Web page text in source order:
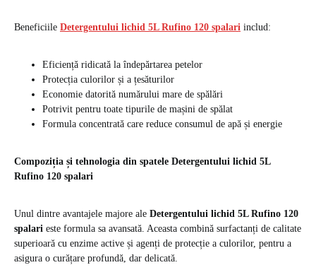
Beneficiile Detergentului lichid 5L Rufino 120 spalari includ:
Eficiență ridicată la îndepărtarea petelor
Protecția culorilor și a țesăturilor
Economie datorită numărului mare de spălări
Potrivit pentru toate tipurile de mașini de spălat
Formula concentrată care reduce consumul de apă și energie
Compoziția și tehnologia din spatele Detergentului lichid 5L
Rufino 120 spalari
Unul dintre avantajele majore ale Detergentului lichid 5L Rufino 120
spalari este formula sa avansată. Aceasta combină surfactanți de calitate
superioară cu enzime active și agenți de protecție a culorilor, pentru a
asigura o curățare profundă, dar delicată.